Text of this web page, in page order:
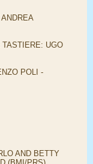
UGO
POLI -
AND BETTY